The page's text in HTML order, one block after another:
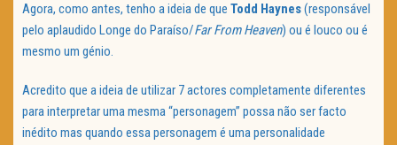
Agora, como antes, tenho a ideia de que Todd Haynes(responsável
pelo aplaudido Longe do Paraíso/Far From Heaven) ou é louco ou é
mesmo um génio.
Acredito que a ideia de utilizar 7 actores completamente diferentes
para interpretar uma mesma “personagem” possa não ser facto
inédito mas quando essa personagem é uma personalidade